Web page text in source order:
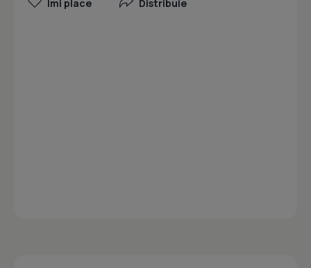
Îmi place Distribuie